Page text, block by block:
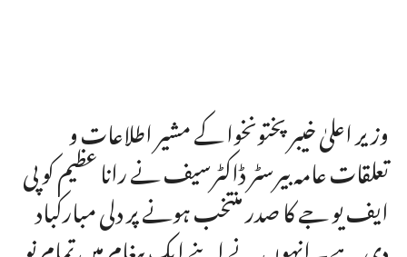
وزیر اعلیٰ خیبر پختونخوا کے مشیر اطلاعات و
تعلقات عامہ بیرسٹر ڈاکٹرسیف نے رانا عظیم کو پی
ایف یو جے کا صدر منتخب ہونے پر دلی مبارکباد